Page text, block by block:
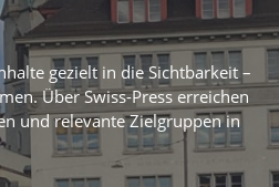
gezielt in die Sichtbarkeit –
Über Swiss-Press erreichen
und relevante Zielgruppen in